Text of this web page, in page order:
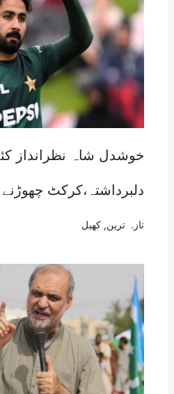
خوشدل شاہ نظرانداز
دلبرداشتہ،کرکٹ چھوڑنے
تازہ ترین کھیل